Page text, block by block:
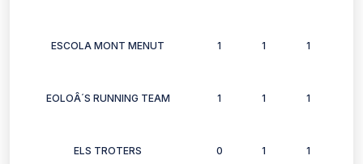
ESCOLA MONT MENUT 1 1 1
EOLOÂ´S RUNNING TEAM 1 1 1
ELS TROTERS 0 1 1